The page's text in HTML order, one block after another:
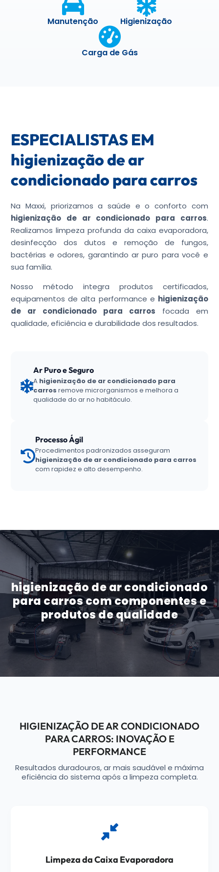
Manutenção Higienização
Carga de Gás
ESPECIALISTAS EM
higienização de ar
condicionado para carros
Na Maxxi, priorizamos a saúde e o conforto com
higienização de ar condicionado para carros.
Realizamos limpeza profunda da caixa evaporadora,
desinfecção dos dutos e remoção de fungos,
bactérias e odores, garantindo ar puro para você e
sua família.
Nosso método integra produtos certificados,
equipamentos de alta performance e higienização
de ar condicionado para carros focada em
qualidade, eficiência e durabilidade dos resultados.
Ar Puro e Seguro
A higienização de ar condicionado para
carros remove microrganismos e melhora a
qualidade do ar no habitáculo.
Processo Ágil
Procedimentos padronizados asseguram
higienização de ar condicionado para carros
com rapidez e alto desempenho.
higienização de ar condicionado
para carros com componentes e
produtos de qualidade
HIGIENIZAÇÃO DE AR CONDICIONADO
PARA CARROS: INOVAÇÃO E
PERFORMANCE
Resultados duradouros, ar mais saudável e máxima
eficiência do sistema após a limpeza completa.
Limpeza da Caixa Evaporadora